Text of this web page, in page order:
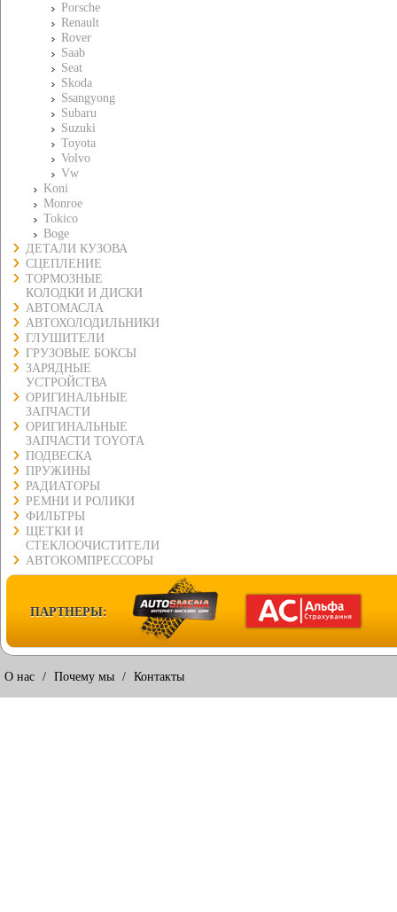
Porsche
Renault
Rover
Saab
Seat
Skoda
Ssangyong
Subaru
Suzuki
Toyota
Volvo
Vw
Koni
Monroe
Tokico
Boge
ДЕТАЛИ КУЗОВА
СЦЕПЛЕНИЕ
ТОРМОЗНЫЕ
КОЛОДКИ И ДИСКИ
АВТОМАСЛА
АВТОХОЛОДИЛЬНИКИ
ГЛУШИТЕЛИ
ГРУЗОВЫЕ БОКСЫ
ЗАРЯДНЫЕ
УСТРОЙСТВА
ОРИГИНАЛЬНЫЕ
ЗАПЧАСТИ
ОРИГИНАЛЬНЫЕ
ЗАПЧАСТИ TOYOTA
ПОДВЕСКА
ПРУЖИНЫ
РАДИАТОРЫ
РЕМНИ И РОЛИКИ
ФИЛЬТРЫ
ЩЕТКИ И
СТЕКЛООЧИСТИТЕЛИ
АВТОКОМПРЕССОРЫ
ПАРТНЕРЫ:
О нас / Почему мы / Контакты